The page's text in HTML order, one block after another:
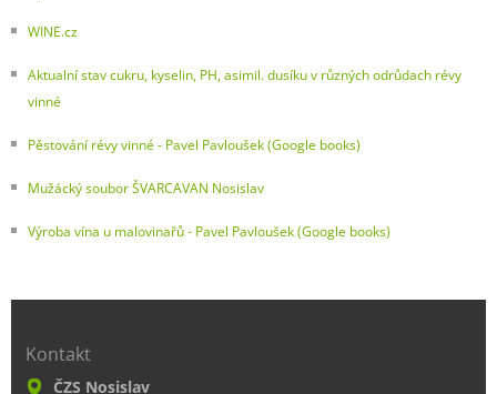
WINE.cz
Aktualní stav cukru, kyselin, PH, asimil. dusíku v různých odrůdach révy
vinné
Pěstování révy vinné - Pavel Pavloušek (Google books)
Mužácký soubor ŠVARCAVAN Nosislav
Výroba vína u malovinařů - Pavel Pavloušek (Google books)
Kontakt
ČZS Nosislav